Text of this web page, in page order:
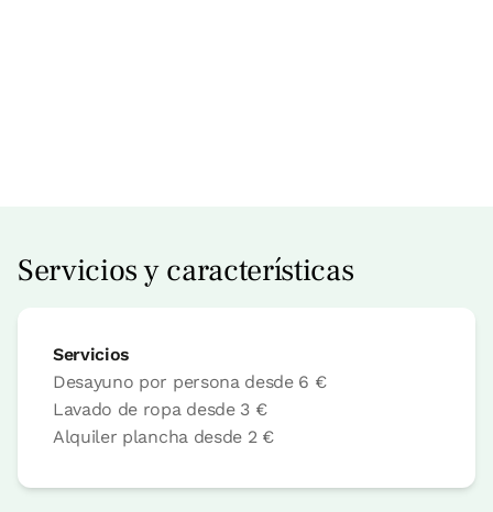
Reserva ahora
Habitación doble
Baño: 1 baño
Servicios y características
Servicios
Desayuno por persona desde 6 €
Lavado de ropa desde 3 €
Alquiler plancha desde 2 €